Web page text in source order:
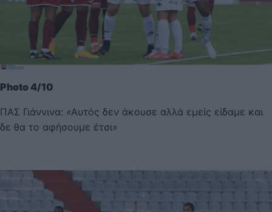
Photo 4/10
ΠΑΣ Γιάννινα: «Αυτός δεν άκουσε αλλά εμείς είδαμε και
δε θα το αφήσουμε έτσι»